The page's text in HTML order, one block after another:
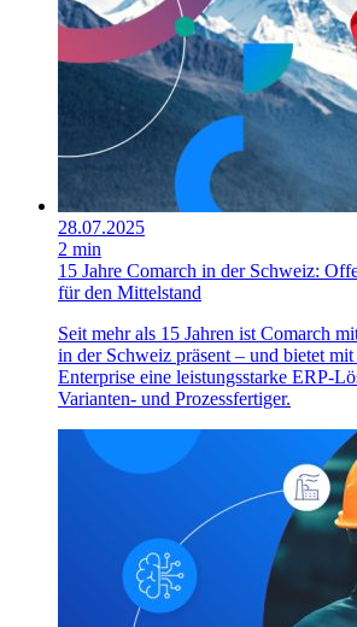
28.07.2025
2 min
15 Jahre Comarch in der Schweiz:
für den Mittelstand
Seit mehr als 15 Jahren ist Comarch
in der Schweiz präsent – und bietet
Enterprise eine leistungsstarke ERP-
Varianten- und Prozessfertiger.